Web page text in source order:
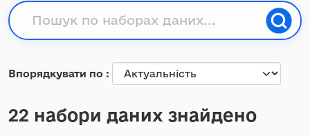
Впорядкувати по
22 набори даних знайдено